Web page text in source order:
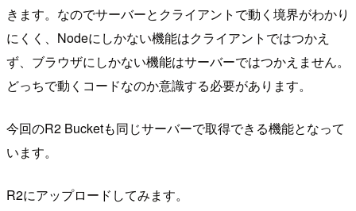
きます。なのでサーバーとクライアントで動く境界がわかり
にくく、Nodeにしかない機能はクライアントではつかえ
ず、ブラウザにしかない機能はサーバーではつかえません。
どっちで動くコードなのか意識する必要があります。
今回のR2 Bucketも同じサーバーで取得できる機能となって
います。
R2にアップロードしてみます。